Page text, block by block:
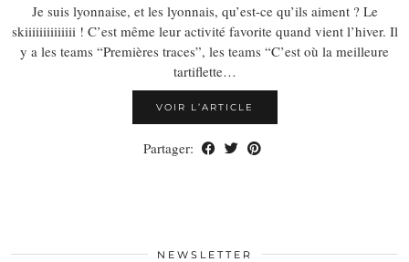
Je suis lyonnaise, et les lyonnais, qu’est-ce qu’ils aiment ? Le
skiiiiiiiiiiiiii ! C’est même leur activité favorite quand vient l’hiver. Il
y a les teams “Premières traces”, les teams “C’est où la meilleure
tartiflette…
VOIR L’ARTICLE
Partager:
NEWSLETTER